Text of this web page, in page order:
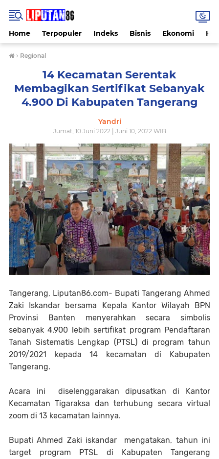
Home Terpopuler Indeks Bisnis Ekonomi
› Regional
14 Kecamatan Serentak
Membagikan Sertifikat Sebanyak
4.900 Di Kabupaten Tangerang
Yandri
Jumat, 10 Juni 2022 | Juni 10, 2022 WIB
Tangerang, Liputan86.com- Bupati Tangerang Ahmed
Zaki Iskandar bersama Kepala Kantor Wilayah BPN
Provinsi Banten menyerahkan secara simbolis
sebanyak 4.900 lebih sertifikat program Pendaftaran
Tanah Sistematis Lengkap (PTSL) di program tahun
2019/2021 kepada 14 kecamatan di Kabupaten
Tangerang.
Acara ini diselenggarakan dipusatkan di Kantor
Kecamatan Tigaraksa dan terhubung secara virtual
zoom di 13 kecamatan lainnya.
Bupati Ahmed Zaki iskandar mengatakan, tahun ini
target program PTSL di Kabupaten Tangerang